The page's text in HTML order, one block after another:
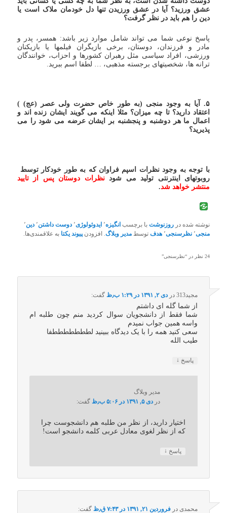
عشق ورزید؟ آیا در عشق ورزیدن تنها دل خودمان ملاک است یا
دین را هم باید در نظر گرفت؟
پاسخ نوعی شما می تواند شامل موارد زیر باشد: همسر، پدر و
مادر و فرزندان، دوستان، برخی بازیگران فیلمها یا بازیکنان
ورزشی، افراد سیاسی مثل رهبران کشورها و احزاب، خوانندگان
ترانه ها، شخصیتهای برجسته مذهبی، … لطفا اسم ببرید.
۵. آیا به وجود منجی (به طور خاص حضرت ولی عصر (عج) )
اعتقاد دارید؟ تا چه میزان؟ مثلا اینکه می گویند ایشان زنده اند و
اعمال ما هر دوشنبه و پنجشنبه بر ایشان عرضه می شود را می
پذیرید؟
با توجه به وجود نظرات اسپم فراوان که به طور خودکار توسط
روبوتهای اینترنتی تولید می شودنظرات دوستان پس از تایید
منتشر خواهد شد.
نوشته شده درروزنوشت با برچسب انگیزه٬ ایدوئولوژی٬ دوست داشتن٬ دین٬
منجی٬ نظرسنجی٬ هدف توسطمدیر وبلاگ. افزودنپیوند یکتا به علاقمندی‌ها.
24 نظر در “ نظرسنجی”
مجید313 دردی ۲, ۱۳۹۱ در ۱:۲۹ ب٫ظ گفت:
از شما گله ای داشتم
شما فقط از دانشجویان سوال کردید منم چون طلبه ام
واسه همین جواب نمیدم
سعی کنید همه را با یک دیدگاه ببینید لطططططططفا
طیب الله
پاسخ ↓
مدیر وبلاگ
در دی ۵, ۱۳۹۱ در ۵:۰۶ ب٫ظ گفت:
اختیار دارید، از نظر من طلبه هم دانشجوست چرا
که از نظر لغوی معادل عربی کلمه دانشجو است!
پاسخ ↓
محمدی در فروردین ۲۱, ۱۳۹۱ در ۷:۴۳ ق٫ظ گفت: